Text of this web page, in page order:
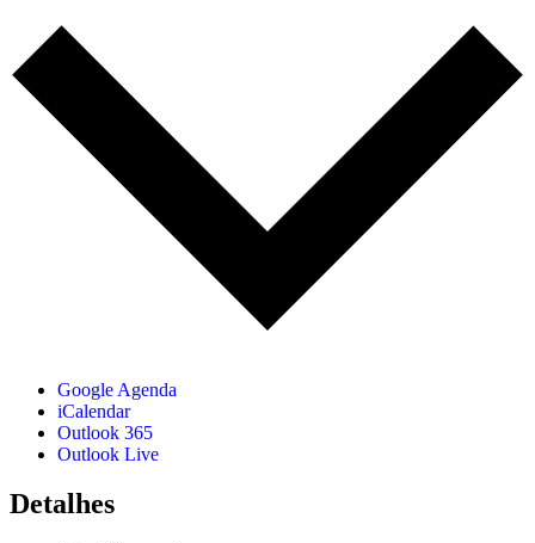
Google Agenda
iCalendar
Outlook 365
Outlook Live
Detalhes